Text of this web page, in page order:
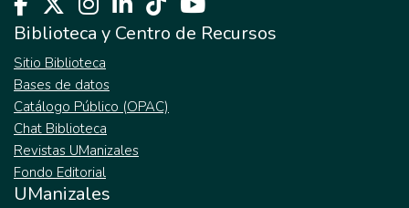
Biblioteca y Centro de Recursos
Sitio Biblioteca
Bases de datos
Catálogo Público (OPAC)
Chat Biblioteca
Revistas UManizales
Fondo Editorial
UManizales